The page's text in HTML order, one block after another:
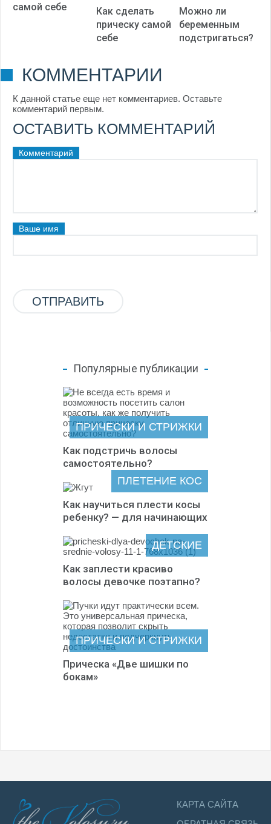
самой себе
Как сделать
прическу самой
себе
Можно ли
беременным
подстригаться?
КОММЕНТАРИИ
К данной статье еще нет комментариев. Оставьте
комментарий первым.
ОСТАВИТЬ КОММЕНТАРИЙ
Комментарий
Ваше имя
Популярные публикации
ПРИЧЕСКИ И СТРИЖКИ
Как подстричь волосы
самостоятельно?
ПЛЕТЕНИЕ КОС
Как научиться плести косы
ребенку? — для начинающих
ДЕТСКИЕ
Как заплести красиво
волосы девочке поэтапно?
ПРИЧЕСКИ И СТРИЖКИ
Прическа «Две шишки по
бокам»
КАРТА САЙТА